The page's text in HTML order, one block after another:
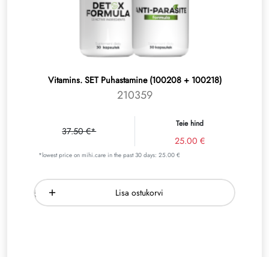
Vitamins. SET Puhastamine (100208 + 100218)
210359
37.50 €*
Teie hind
25.00 €
*lowest price on mihi.care in the past 30 days: 25.00 €
Lisa ostukorvi